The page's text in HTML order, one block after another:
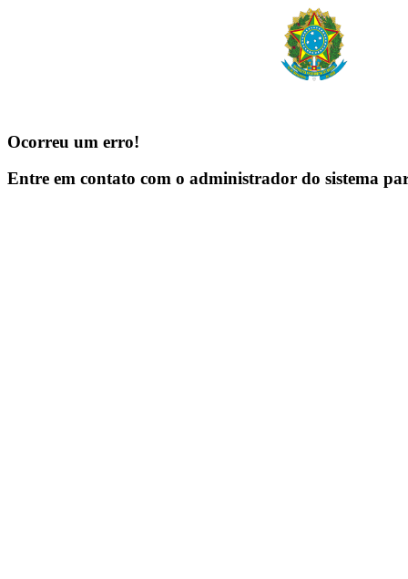
Ocorreu um erro!
Entre em contato com o administrador do sistema